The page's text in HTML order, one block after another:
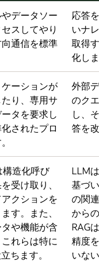
データソー
スしてやり
通信を標準
応答
いナ
取得
化しま
ーションが
り、専用サ
タを要求し
されたプロ
外部
のク
し、
答を
構造化呼び
受け取り、
クションを
す。また、
や機能が含
れらは特に
ちます。
LLM
基づ
の関
から
RAG
精度
いな